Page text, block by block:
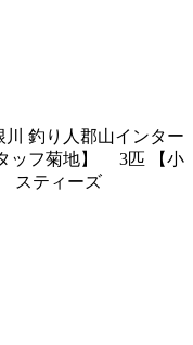
川 釣り人郡山インター
ッフ菊地】 3匹 【小
スティーズ